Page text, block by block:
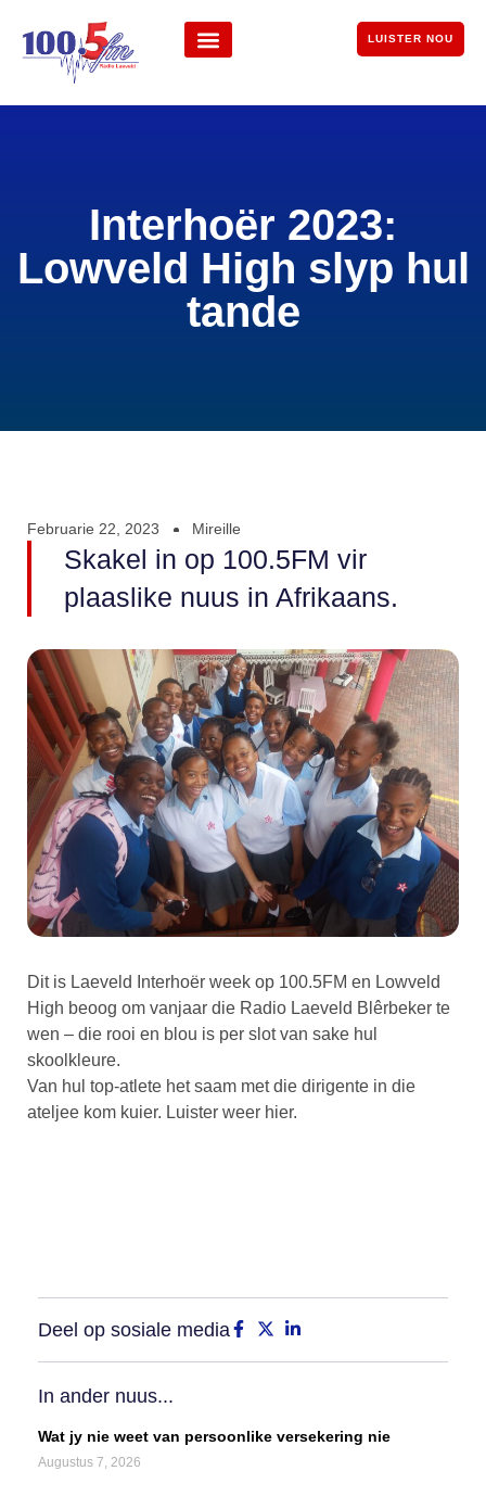
LUISTER NOU
Interhoër 2023:
Lowveld High slyp hul
tande
Februarie 22, 2023 Mireille
Skakel in op 100.5FM vir
plaaslike nuus in Afrikaans.
Dit is Laeveld Interhoër week op 100.5FM en Lowveld
High beoog om vanjaar die Radio Laeveld Blêrbeker te
wen – die rooi en blou is per slot van sake hul
skoolkleure.
Van hul top-atlete het saam met die dirigente in die
ateljee kom kuier. Luister weer hier.
Deel op sosiale media
In ander nuus...
Wat jy nie weet van persoonlike versekering nie
Augustus 7, 2026